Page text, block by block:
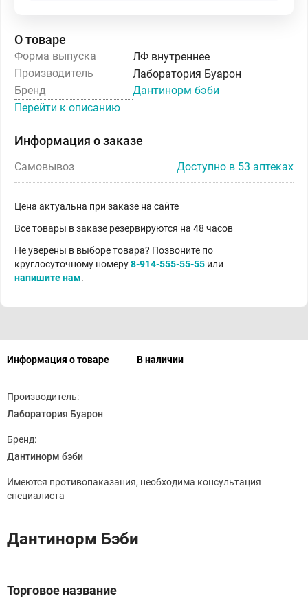
О товаре
Форма выпуска
ЛФ внутреннее
Производитель
Лаборатория Буарон
Бренд
Дантинорм бэби
Перейти к описанию
Информация о заказе
Самовывоз Доступно в 53 аптеках
Цена актуальна при заказе на сайте
Все товары в заказе резервируются на 48 часов
Не уверены в выборе товара? Позвоните по
круглосуточному номеру8-914-555-55-55 или
напишите нам.
Информация о товаре В наличии
Производитель:
Лаборатория Буарон
Бренд:
Дантинорм бэби
Имеются противопаказания, необходима консультация
специалиста
Дантинорм Бэби
Торговое название